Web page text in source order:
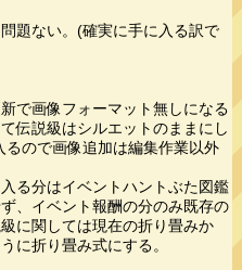
題ない。(確実に手に入る訳で
で画像フォーマット無しになる
伝説級はシルエットのままにし
ので画像追加は編集作業以外
る分はイベントハントぶた図鑑
、イベント報酬の分のみ既存の
に関しては現在の折り畳みか
に折り畳み式にする。